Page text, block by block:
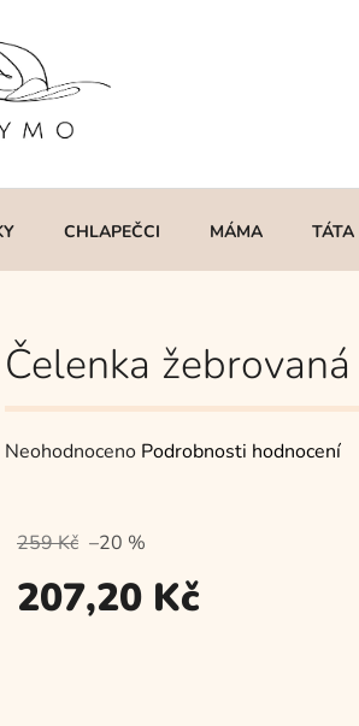
CHLAPEČCI MÁMA TÁTA
Čelenka
Průměrné
je
0,0
Neohodnoceno Podrobnosti hodnocení
259 Kč –20 %
207,20 Kč